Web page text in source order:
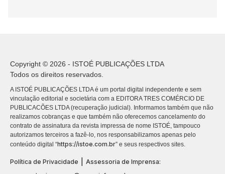
Copyright © 2026 - ISTOÉ PUBLICAÇÕES LTDA
Todos os direitos reservados.
A ISTOÉ PUBLICAÇÕES LTDA é um portal digital independente e sem
vinculação editorial e societária com a EDITORA TRES COMÉRCIO DE
PUBLICACÕES LTDA (recuperação judicial). Informamos também que não
realizamos cobranças e que também não oferecemos cancelamento do
contrato de assinatura da revista impressa de nome ISTOÉ, tampouco
autorizamos terceiros a fazê-lo, nos responsabilizamos apenas pelo
conteúdo digital “https://istoe.com.br” e seus respectivos sites.
Política de Privacidade
Assessoria de Imprensa: